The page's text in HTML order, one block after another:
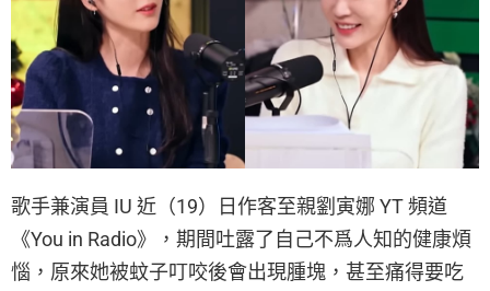
歌手兼演員 IU 近（19）日作客至親劉寅娜 YT 頻道
《You in Radio》，期間吐露了自己不爲人知的健康煩
惱，原來她被蚊子叮咬後會出現腫塊，甚至痛得要吃